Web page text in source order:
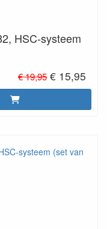
HSC-systeem
€ 19,95 € 15,95